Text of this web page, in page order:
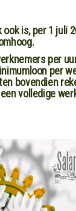
is, per 1 juli
per
per
bovendien
volledige